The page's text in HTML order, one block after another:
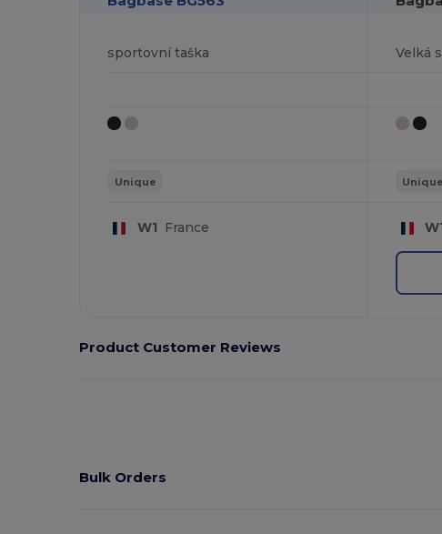
sportovní taška
Unique
W1 France
Velká
Unique
Product Customer Reviews
Bulk Orders